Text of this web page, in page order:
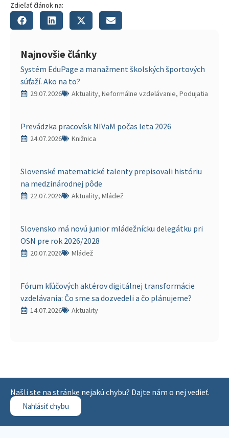
Zdieľať článok na:
Najnovšie články
Systém EduPage a manažment školských športových
súťaží. Ako na to?
29.07.2026 Aktuality, Neformálne vzdelávanie, Podujatia
Prevádzka pracovísk NIVaM počas leta 2026
24.07.2026 Knižnica
Slovenské matematické talenty prepisovali históriu
na medzinárodnej pôde
22.07.2026 Aktuality, Mládež
Slovensko má novú junior mládežnícku delegátku pri
OSN pre rok 2026/2028
20.07.2026 Mládež
Fórum kľúčových aktérov digitálnej transformácie
vzdelávania: Čo sme sa dozvedeli a čo plánujeme?
14.07.2026 Aktuality
Našli ste na stránke nejakú chybu? Dajte nám o nej vedieť.
Nahlásiť chybu